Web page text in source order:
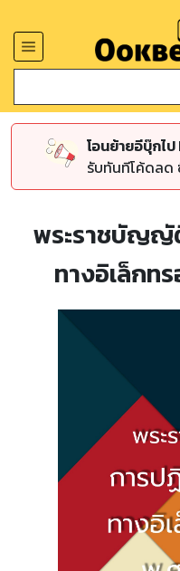
โอนย้ายอีบุ๊กไ
รับทันทีโค้ดลด
พระราชบัญญั
ทางอิเล็กท